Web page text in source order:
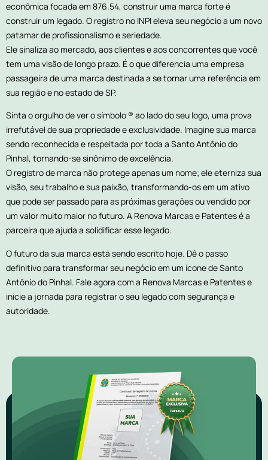
econômica focada em 876.54, construir uma marca forte é
construir um legado. O registro no INPI eleva seu negócio a um novo
patamar de profissionalismo e seriedade.
Ele sinaliza ao mercado, aos clientes e aos concorrentes que você
tem uma visão de longo prazo. É o que diferencia uma empresa
passageira de uma marca destinada a se tornar uma referência em
sua região e no estado de SP.
Sinta o orgulho de ver o símbolo ® ao lado do seu logo, uma prova
irrefutável de sua propriedade e exclusividade. Imagine sua marca
sendo reconhecida e respeitada por toda a Santo Antônio do
Pinhal, tornando-se sinônimo de excelência.
O registro de marca não protege apenas um nome; ele eterniza sua
visão, seu trabalho e sua paixão, transformando-os em um ativo
que pode ser passado para as próximas gerações ou vendido por
um valor muito maior no futuro. A Renova Marcas e Patentes é a
parceira que ajuda a solidificar esse legado.
O futuro da sua marca está sendo escrito hoje. Dê o passo
definitivo para transformar seu negócio em um ícone de Santo
Antônio do Pinhal. Fale agora com a Renova Marcas e Patentes e
inicie a jornada para registrar o seu legado com segurança e
autoridade.